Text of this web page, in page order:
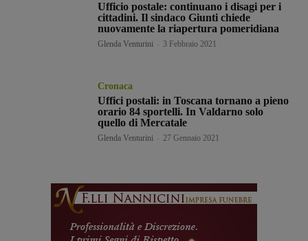
Ufficio postale: continuano i disagi per i
cittadini. Il sindaco Giunti chiede
nuovamente la riapertura pomeridiana
Glenda Venturini 3 Febbraio 2021
Cronaca
Uffici postali: in Toscana tornano a pieno
orario 84 sportelli. In Valdarno solo
quello di Mercatale
Glenda Venturini 27 Gennaio 2021